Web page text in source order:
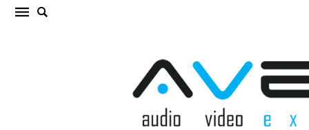
LOEWE iconic i.55 GRAPHITE GREY OLED